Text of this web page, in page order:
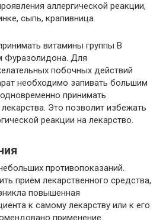
аллергической реакции,
сыпь, крапивница.
витамины группы В
Фуразолидона. Для
побочных действий
необходимо запивать большим
принимать
Это позволит избежать
реакции на лекарство.
противопоказаний.
приём лекарственного средства,
повышенная
к самому лекарству или к его
применение